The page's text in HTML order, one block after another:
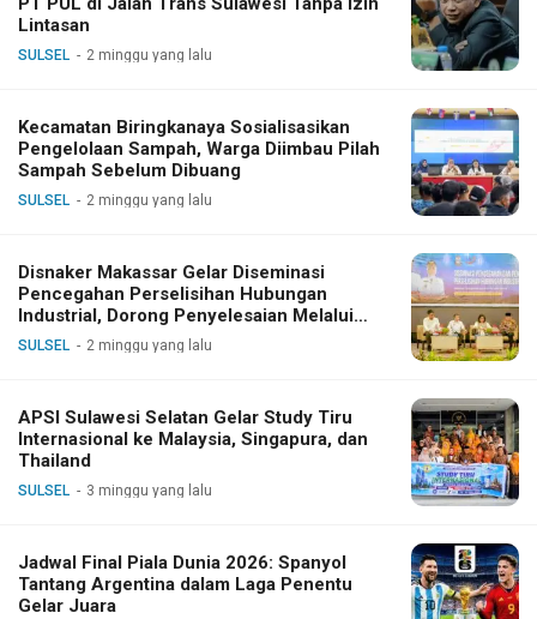
Lintasan
SULSEL 2 minggu yang lalu
Kecamatan Biringkanaya Sosialisasikan
Pengelolaan Sampah, Warga Diimbau Pilah
Sampah Sebelum Dibuang
SULSEL 2 minggu yang lalu
Disnaker Makassar Gelar Diseminasi
Pencegahan Perselisihan Hubungan
Industrial, Dorong Penyelesaian Melalui
Dialog
SULSEL 2 minggu yang lalu
APSI Sulawesi Selatan Gelar Study Tiru
Internasional ke Malaysia, Singapura, dan
Thailand
SULSEL 3 minggu yang lalu
Jadwal Final Piala Dunia 2026: Spanyol
Tantang Argentina dalam Laga Penentu
Gelar Juara